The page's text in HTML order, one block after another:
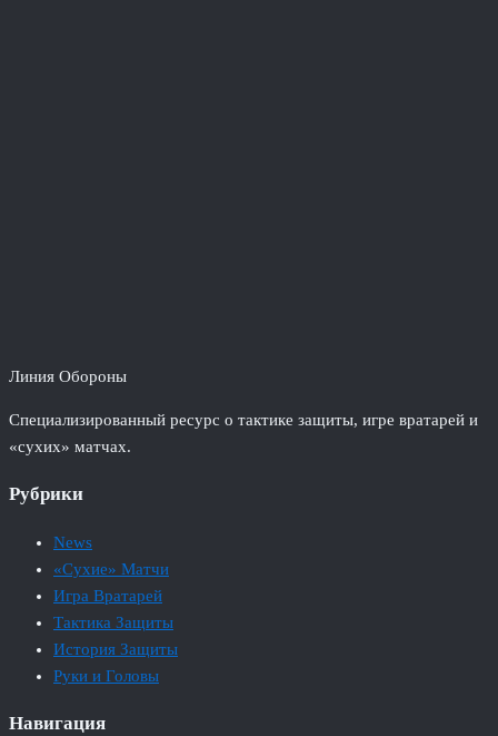
Линия Обороны
Специализированный ресурс о тактике защиты, игре вратарей и
«сухих» матчах.
Рубрики
News
«Сухие» Матчи
Игра Вратарей
Тактика Защиты
История Защиты
Руки и Головы
Навигация